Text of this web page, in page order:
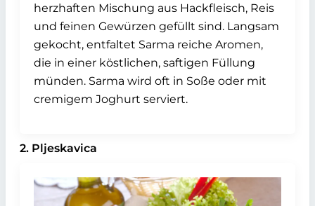
herzhaften Mischung aus Hackfleisch, Reis
und feinen Gewürzen gefüllt sind. Langsam
gekocht, entfaltet Sarma reiche Aromen,
die in einer köstlichen, saftigen Füllung
münden. Sarma wird oft in Soße oder mit
cremigem Joghurt serviert.
2. Pljeskavica